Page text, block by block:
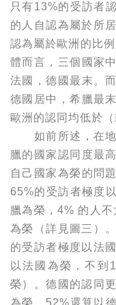
只有13%的受訪者
的人自認為屬於所
認為屬於歐洲的比
體而言，三個國家
法國，德國最末。
德國居中，希臘最
歐洲的認同均低於
如前所述，在地
臘的國家認同度最
自己國家為榮的問
65%的受訪者極度
臘為榮，4% 的人
為榮（詳見圖三）
的受訪者極度以法
以法國為榮，不到
榮）。德國的認同
為榮，52%還算以